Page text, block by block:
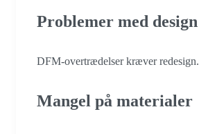
Problemer med design
DFM-overtrædelser kræver redesign.
Mangel på materialer